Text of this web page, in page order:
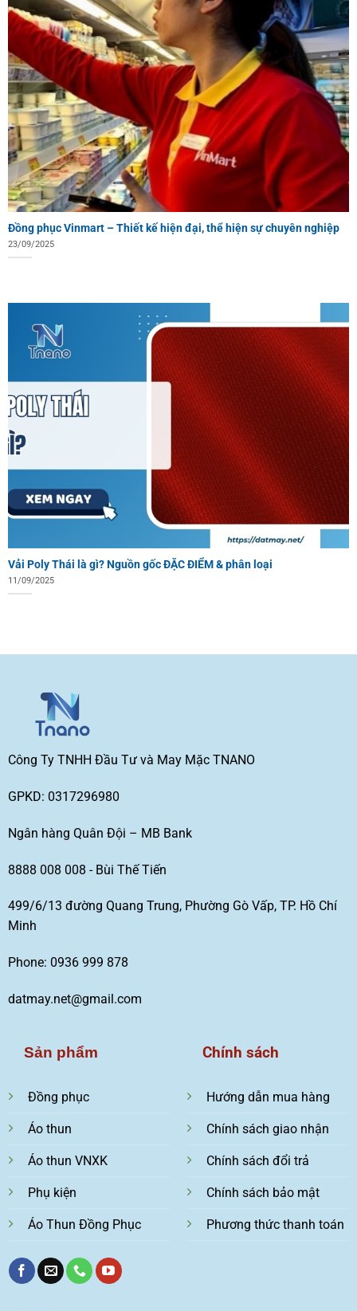
Đồng phục Vinmart – Thiết kế hiện đại, thể hiện sự chuyên nghiệp
23/09/2025
Vải Poly Thái là gì? Nguồn gốc ĐẶC ĐIỂM & phân loại
11/09/2025
Công Ty TNHH Đầu Tư và May Mặc TNANO
GPKD: 0317296980
Ngân hàng Quân Đội – MB Bank
8888 008 008 - Bùi Thế Tiến
499/6/13 đường Quang Trung, Phường Gò Vấp, TP. Hồ Chí
Minh
Phone: 0936 999 878
datmay.net@gmail.com
Sản phẩm
Đồng phục
Áo thun
Áo thun VNXK
Phụ kiện
Áo Thun Đồng Phục
Chính sách
Hướng dẫn mua hàng
Chính sách giao nhận
Chính sách đổi trả
Chính sách bảo mật
Phương thức thanh toán